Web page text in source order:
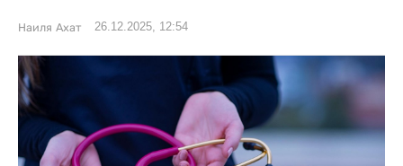
Наиля Ахат 26.12.2025, 12:54